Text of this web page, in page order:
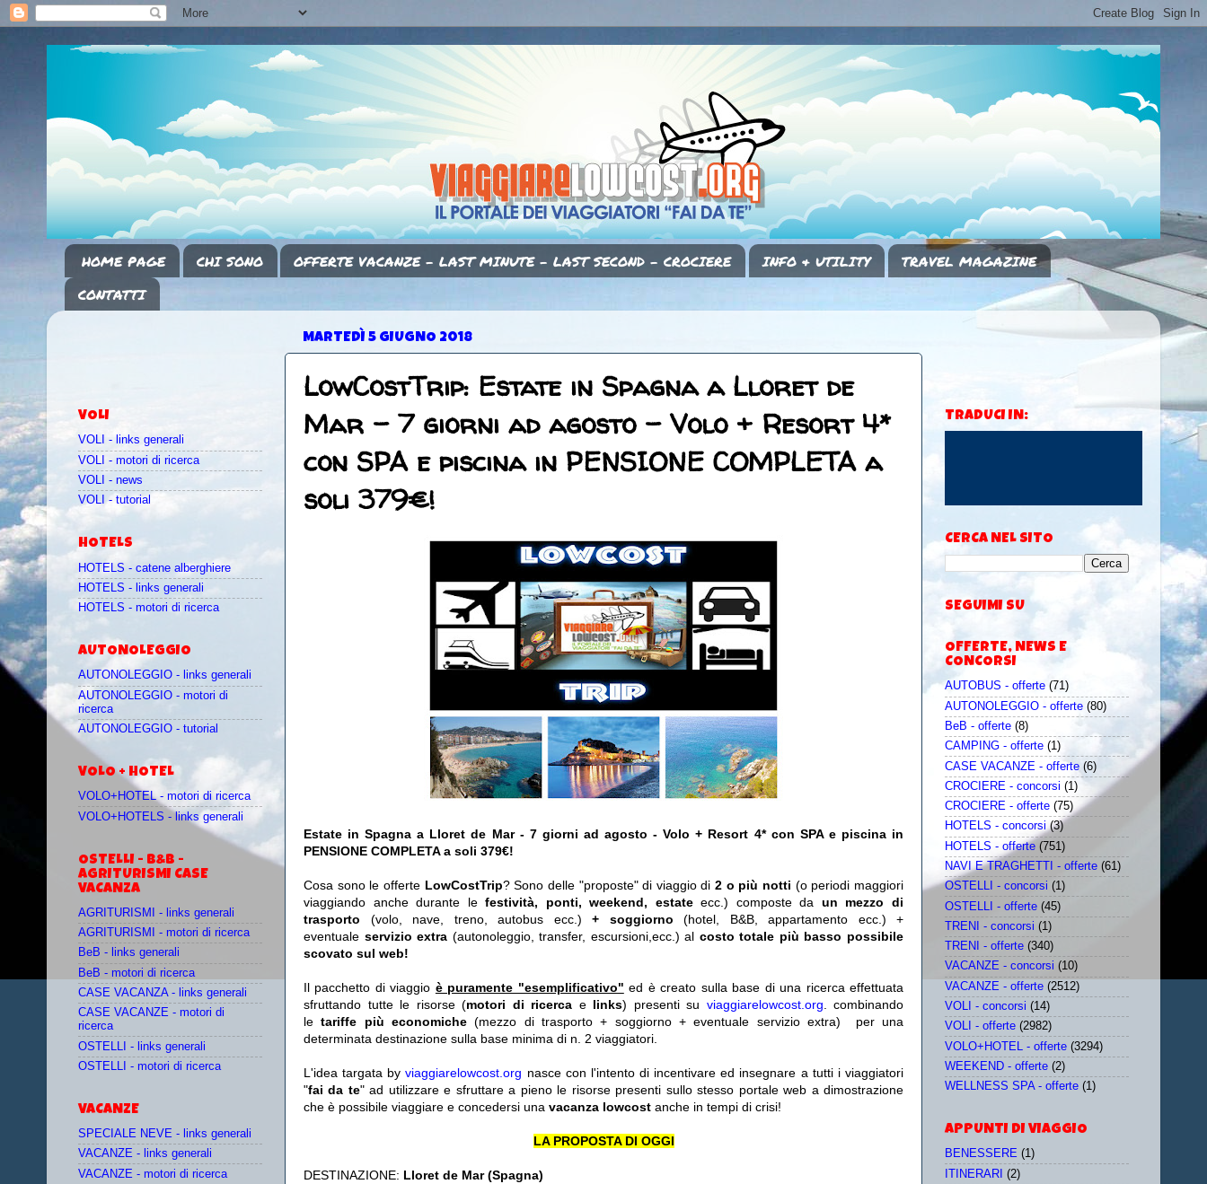
HOME PAGE CHI SONO OFFERTE VACANZE - LAST MINUTE - LAST SECOND - CROCIERE INFO & UTILITY
TRAVEL MAGAZINE
CONTATTI
MARTEDÌ 5 GIUGNO 2018
LowCostTrip: Estate in Spagna a Lloret de
Mar - 7 giorni ad agosto - Volo + Resort 4*
con SPA e piscina in PENSIONE COMPLETA a
soli 379€!
Estate in Spagna a Lloret de Mar - 7 giorni ad agosto - Volo + Resort 4* con SPA e piscina in
PENSIONE COMPLETA a soli 379€!
Cosa sono le offerte LowCostTrip? Sono delle "proposte" di viaggio di2 o più notti (o periodi maggiori
viaggiando anche durante lefestività, ponti, weekend, estateecc.) composte da un mezzo di
trasporto (volo, nave, treno, autobus ecc.) + soggiorno (hotel, B&B, appartamento ecc.) +
eventuale servizio extra (autonoleggio, transfer, escursioni,ecc.) al costo totale più basso possibile
scovato sul web!
Il pacchetto di viaggio è puramente "esemplificativo" ed è creato sulla base di una ricerca effettuata
sfruttando tutte le risorse (motori di ricerca e links) presenti su viaggiarelowcost.org . combinando
le tariffe più economiche(mezzo di trasporto + soggiorno + eventuale servizio extra)
per una
determinata destinazione sulla base minima di n. 2 viaggiatori.
L'idea targata byviaggiarelowcost.org nasce con l'intento di incentivare ed insegnare a tutti i viaggiatori
"fai da te" ad utilizzare e sfruttare a pieno le risorse presenti sullo stesso portale web a dimostrazione
che è possibile viaggiare e concedersi una vacanza lowcost anche in tempi di crisi!
LA PROPOSTA DI OGGI
DESTINAZIONE: Lloret de Mar (Spagna)
VOLI
VOLI - links generali
VOLI - motori di ricerca
VOLI - news
VOLI - tutorial
HOTELS
HOTELS - catene alberghiere
HOTELS - links generali
HOTELS - motori di ricerca
AUTONOLEGGIO
AUTONOLEGGIO - links generali
AUTONOLEGGIO - motori di
ricerca
AUTONOLEGGIO - tutorial
VOLO + HOTEL
VOLO+HOTEL - motori di ricerca
VOLO+HOTELS - links generali
OSTELLI - B&B -
AGRITURISMI CASE
VACANZA
AGRITURISMI - links generali
AGRITURISMI - motori di ricerca
BeB - links generali
BeB - motori di ricerca
CASE VACANZA - links generali
CASE VACANZE - motori di
ricerca
OSTELLI - links generali
OSTELLI - motori di ricerca
VACANZE
SPECIALE NEVE - links generali
VACANZE - links generali
VACANZE - motori di ricerca
TRADUCI IN:
CERCA NEL SITO
SEGUIMI SU
OFFERTE, NEWS E
CONCORSI
AUTOBUS - offerte (71)
AUTONOLEGGIO - offerte (80)
BeB - offerte (8)
CAMPING - offerte (1)
CASE VACANZE - offerte (6)
CROCIERE - concorsi (1)
CROCIERE - offerte (75)
HOTELS - concorsi (3)
HOTELS - offerte (751)
NAVI E TRAGHETTI - offerte (61)
OSTELLI - concorsi (1)
OSTELLI - offerte (45)
TRENI - concorsi (1)
TRENI - offerte (340)
VACANZE - concorsi (10)
VACANZE - offerte (2512)
VOLI - concorsi (14)
VOLI - offerte (2982)
VOLO+HOTEL - offerte (3294)
WEEKEND - offerte (2)
WELLNESS SPA - offerte (1)
APPUNTI DI VIAGGIO
BENESSERE (1)
ITINERARI (2)